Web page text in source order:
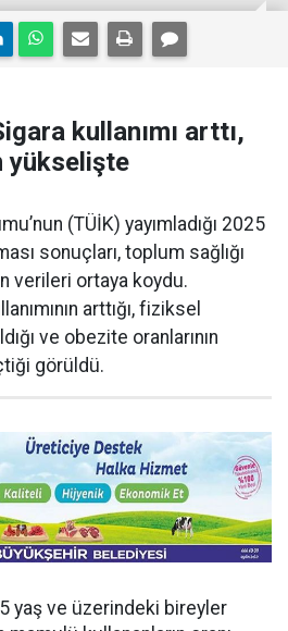
kullanımı arttı,
yükselişte
(TÜİK) yayımladığı 2025
sonuçları, toplum sağlığı
verileri ortaya koydu.
arttığı, fiziksel
ve obezite oranlarının
görüldü.
yaş ve üzerindeki bireyler